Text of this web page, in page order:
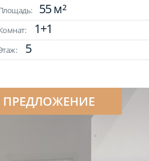
55 м²
1+1
5
ПРЕДЛОЖЕНИЕ